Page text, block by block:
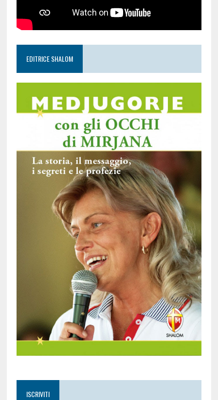
EDITRICE SHALOM
ISCRIVITI